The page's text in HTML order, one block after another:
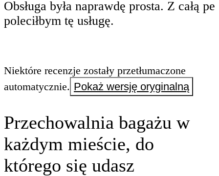
Obsługa była naprawdę prosta. Z całą
poleciłbym tę usługę.
Niektóre recenzje zostały przetłumaczone
automatycznie. Pokaż wersję oryginalną
Przechowalnia bagażu w
każdym mieście, do
którego się udasz